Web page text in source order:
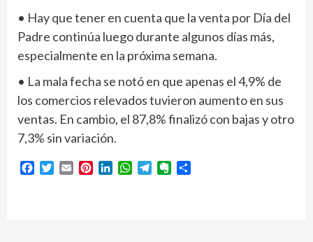
• Hay que tener en cuenta que la venta por Día del
Padre continúa luego durante algunos días más,
especialmente en la próxima semana.
• La mala fecha se notó en que apenas el 4,9% de
los comercios relevados tuvieron aumento en sus
ventas. En cambio, el 87,8% finalizó con bajas y otro
7,3% sin variación.
Facebook
Twitter
Email PinterestLinkedInWhatsApp
TelegramEvernote